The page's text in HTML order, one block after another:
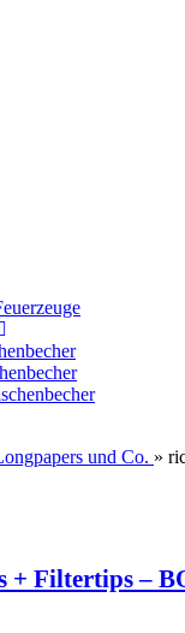
und Co. »
+ Filtertips –